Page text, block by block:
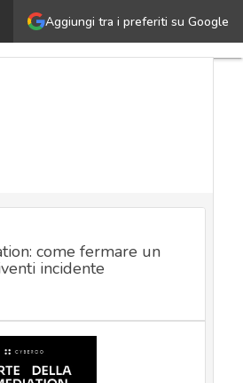
Aggiungi tra i preferiti su Google
primo schema di certificazione:
come fermare un
incidente